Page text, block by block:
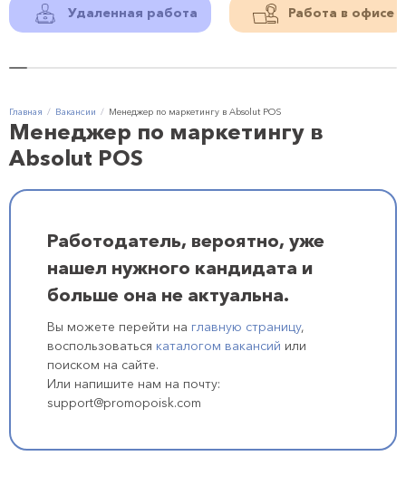
Удаленная работа Работа в офисе
Главная Вакансии Менеджер по маркетингу в Absolut POS
Менеджер по маркетингу в
Absolut POS
Работодатель, вероятно, уже
нашел нужного кандидата и
больше она не актуальна.
Вы можете перейти на главную страницу,
воспользоваться каталогом вакансий или
поиском на сайте.
Или напишите нам на почту:
support@promopoisk.com